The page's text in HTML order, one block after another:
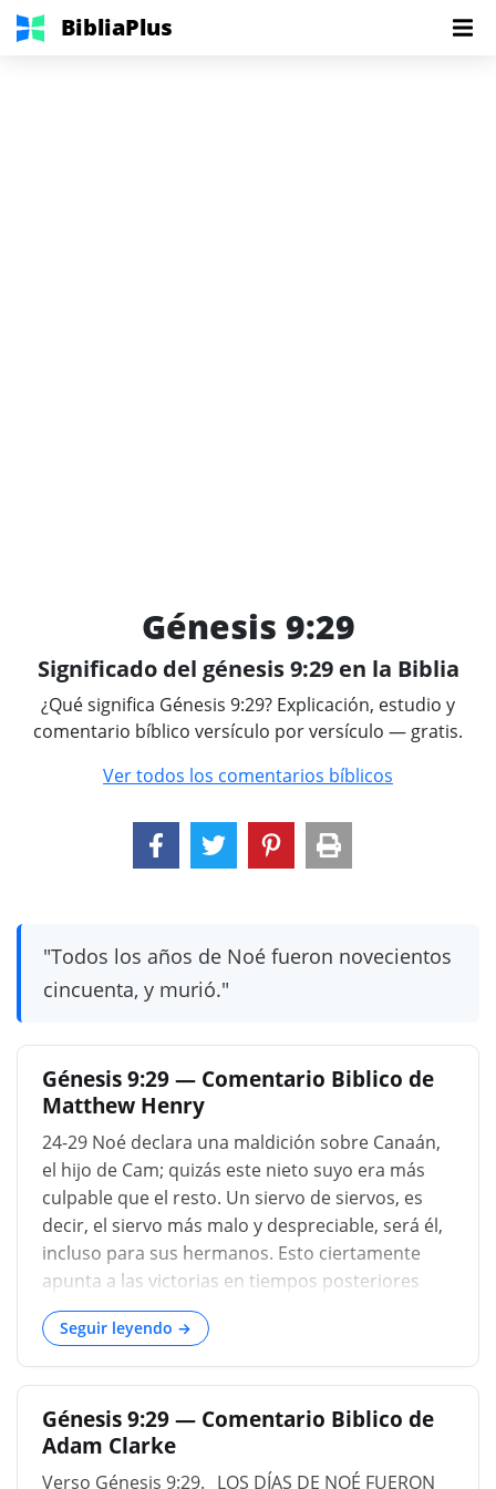
BibliaPlus
Génesis 9:29
Significado del génesis 9:29 en la Biblia
¿Qué significa Génesis 9:29? Explicación, estudio y
comentario bíblico versículo por versículo — gratis.
Ver todos los comentarios bíblicos
"Todos los años de Noé fueron novecientos
cincuenta, y murió."
Génesis 9:29 — Comentario Biblico de
Matthew Henry
24-29 Noé declara una maldición sobre Canaán,
el hijo de Cam; quizás este nieto suyo era más
culpable que el resto. Un siervo de siervos, es
decir, el siervo más malo y despreciable, será él,
incluso para sus hermanos. Esto ciertamente
apunta a las victorias en tiempos posteriores
obtenidos por Israel sobre los cananeos, por los
cuales fueron puestos a la espada, o traídos para
rendir homenaje. Todo el continente africano
estaba poblado principalmente por los
descendientes de Cam; ¡y durante cuántas
edades las mejores partes de ese país han
estado bajo el dominio de los romanos, luego de
Seguir leyendo →
Génesis 9:29 — Comentario Biblico de
Adam Clarke
Verso Génesis 9:29. _LOS DÍAS DE NOÉ FUERON